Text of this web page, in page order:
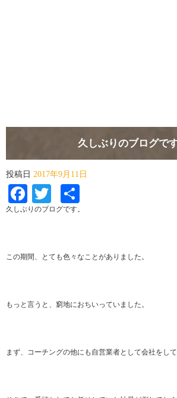
久しぶりのブログです
投稿日 2017年9月11日
Facebook
Twitter
久しぶりのブログです。
この期間、とても色々なことがありました。
もっと言うと、窮地におちいっていました。
まず、コーチングの他にも自営業者として会社をして